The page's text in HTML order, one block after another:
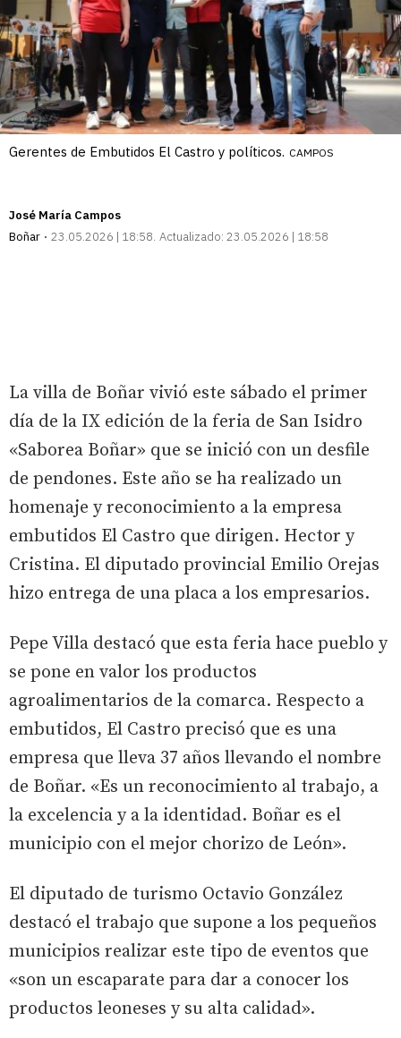
Gerentes de Embutidos El Castro y políticos. CAMPOS
José María Campos
Boñar
23.05.2026 | 18:58 Actualizado: 23.05.2026 | 18:58
La villa de Boñar vivió este sábado el primer
día de la IX edición de la feria de San Isidro
«Saborea Boñar» que se inició con un desfile
de pendones. Este año se ha realizado un
homenaje y reconocimiento a la empresa
embutidos El Castro que dirigen. Hector y
Cristina. El diputado provincial Emilio Orejas
hizo entrega de una placa a los empresarios.
Pepe Villa destacó que esta feria hace pueblo y
se pone en valor los productos
agroalimentarios de la comarca. Respecto a
embutidos, El Castro precisó que es una
empresa que lleva 37 años llevando el nombre
de Boñar. «Es un reconocimiento al trabajo, a
la excelencia y a la identidad. Boñar es el
municipio con el mejor chorizo de León».
El diputado de turismo Octavio González
destacó el trabajo que supone a los pequeños
municipios realizar este tipo de eventos que
«son un escaparate para dar a conocer los
productos leoneses y su alta calidad».